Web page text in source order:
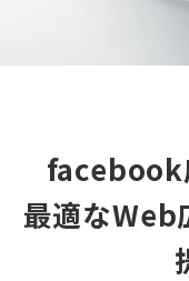
facebook
最適なWeb